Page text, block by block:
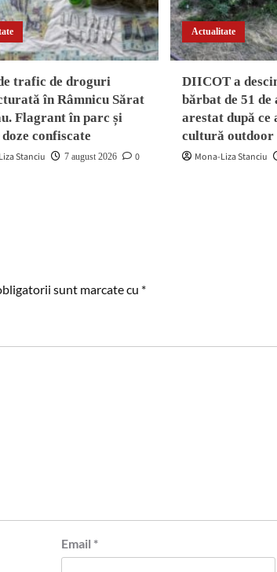
trafic de droguri
în Râmnicu Sărat
Flagrant în parc și
doze confiscate
Stanciu 7 august 2026 0
Actualitate
DIICOT a
bărbat de 51 de
arestat după ce
cultură outdoor
Mona-Liza Stanciu
sunt marcate cu *
Email *